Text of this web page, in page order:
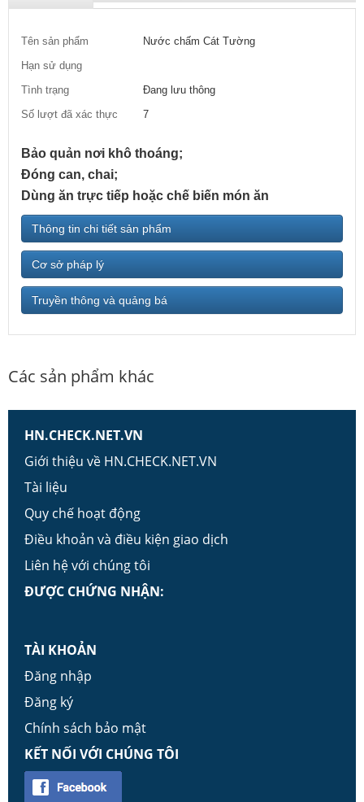
Tên sản phẩm
Nước chấm Cát Tường
Hạn sử dụng
Tình trạng
Đang lưu thông
Số lượt đã xác thực
7
Bảo quản nơi khô thoáng;
Đóng can, chai;
Dùng ăn trực tiếp hoặc chế biến món ăn
Thông tin chi tiết sản phẩm
Cơ sở pháp lý
Truyền thông và quảng bá
Các sản phẩm khác
HN.CHECK.NET.VN
Giới thiệu về HN.CHECK.NET.VN
Tài liệu
Quy chế hoạt động
Điều khoản và điều kiện giao dịch
Liên hệ với chúng tôi
ĐƯỢC CHỨNG NHẬN:
TÀI KHOẢN
Đăng nhập
Đăng ký
Chính sách bảo mật
KẾT NỐI VỚI CHÚNG TÔI